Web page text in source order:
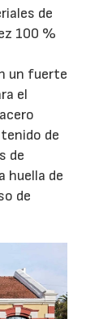
de
100 %
un fuerte
el
de
de
huella de
de